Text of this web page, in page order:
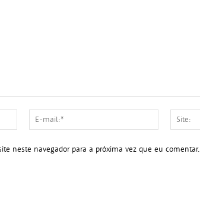
Nome:*
mail:*
neste navegador para a próxima vez que eu comentar.